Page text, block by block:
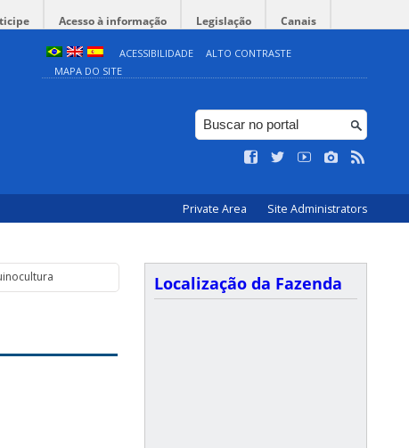
Acesso à informação Legislação Canais
ACESSIBILIDADE
ALTO CONTRASTE
MAPA DO SITE
Private Area Site Administrators
Localização da Fazenda